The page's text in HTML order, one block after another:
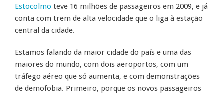
Estocolmo teve 16 milhões de passageiros em 2009, e já
conta com trem de alta velocidade que o liga à estação
central da cidade.
Estamos falando da maior cidade do país e uma das
maiores do mundo, com dois aeroportos, com um
tráfego aéreo que só aumenta, e com demonstrações
de demofobia. Primeiro, porque os novos passageiros